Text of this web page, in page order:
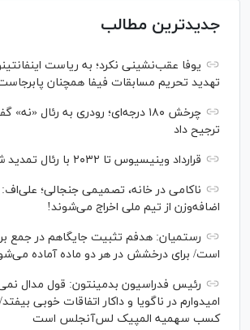
جدیدترین مطالب
یوفا عقب‌نشینی نکرد؛ به ریاست
تهدید تحریم مسابقات فیفا همچنان
چرخش ۱۸۰ درجه‌ای؛ رودری به رئال
ترجیح داد
قرارداد وینیسیوس تا ۲۰۳۲ با رئال‌ تمدید شد
ناکامی در خانه، تصمیمی جنجالی؛
اضافه‌وزن از تیم ملی اخراج می‌شوند!
رستمیان: هدفم تثبیت جایگاهم در جمع
است/ برای درخشش در هر دو ماده آماده
رئیس فدراسیون بدمینتون: قول مدال
امیدوارم در ناگویا و داکار اتفاقات خوبی
کسب سهمیه المپیک لس‌آنجلس است